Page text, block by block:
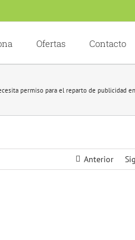
Ofertas Contacto
permiso para el reparto de publicidad
Anterior